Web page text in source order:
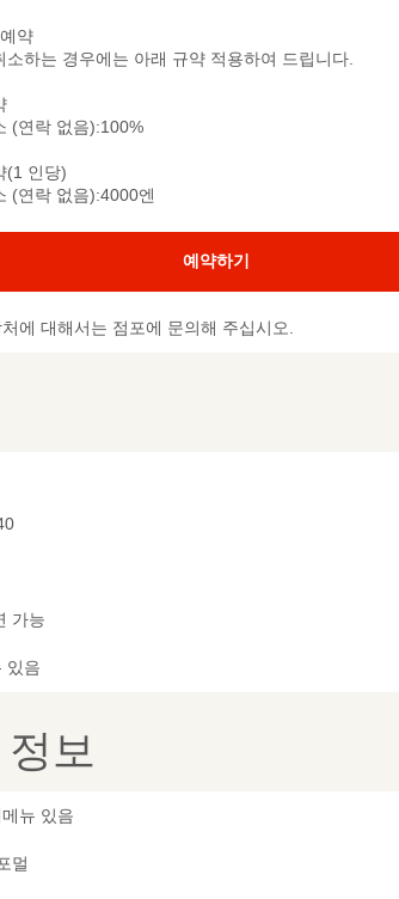
약
소하는 경우에는 아래 규약 적용하여 드립니다.
(연락 없음):100%
(1 인당)
(연락 없음):4000엔
예약하기
에 대해서는 점포에 문의해 주십시오.
가능
있음
보
뉴 있음
멀